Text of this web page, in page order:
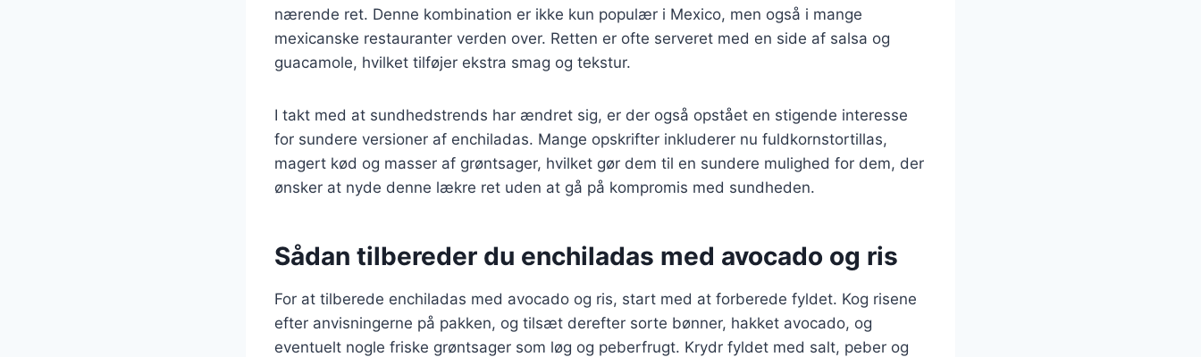
nærende ret. Denne kombination er ikke kun populær i Mexico, men også i mange
mexicanske restauranter verden over. Retten er ofte serveret med en side af salsa og
guacamole, hvilket tilføjer ekstra smag og tekstur.
I takt med at sundhedstrends har ændret sig, er der også opstået en stigende interesse
for sundere versioner af enchiladas. Mange opskrifter inkluderer nu fuldkornstortillas,
magert kød og masser af grøntsager, hvilket gør dem til en sundere mulighed for dem, der
ønsker at nyde denne lækre ret uden at gå på kompromis med sundheden.
Sådan tilbereder du enchiladas med avocado og ris
For at tilberede enchiladas med avocado og ris, start med at forberede fyldet. Kog risene
efter anvisningerne på pakken, og tilsæt derefter sorte bønner, hakket avocado, og
eventuelt nogle friske grøntsager som løg og peberfrugt. Krydr fyldet med salt, peber og